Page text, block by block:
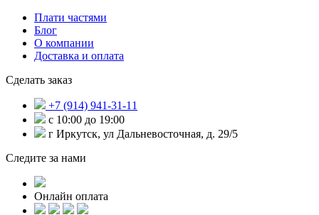
Плати частями
Блог
О компании
Доставка и оплата
Сделать заказ
+7 (914) 941-31-11
с 10:00 до 19:00
г Иркутск, ул Дальневосточная, д. 29/5
Следите за нами
Онлайн оплата